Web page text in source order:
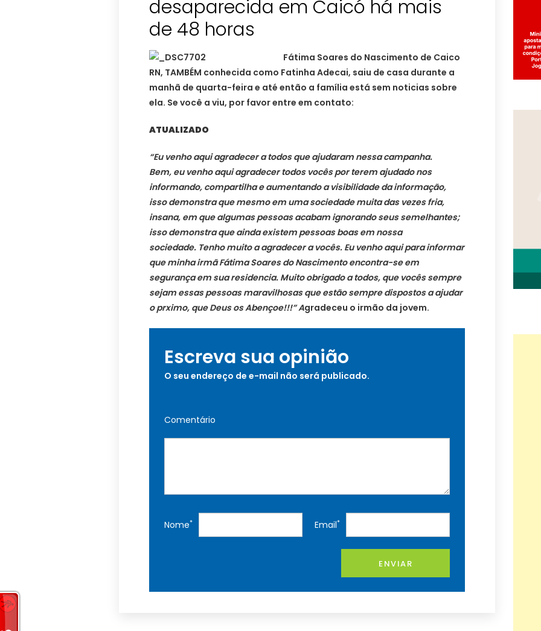
desaparecida em Caicó há mais
de 48 horas
Fátima Soares do Nascimento de Caico
RN, TAMBÉM conhecida como Fatinha Adecai, saiu de casa durante a
manhã de quarta-feira e até então a família está sem noticias sobre
ela. Se você a viu, por favor entre em contato:
ATUALIZADO
“Eu venho aqui agradecer a todos que ajudaram nessa campanha.
Bem, eu venho aqui agradecer todos vocês por terem ajudado nos
informando, compartilha e aumentando a visibilidade da informação,
isso demonstra que mesmo em uma sociedade muita das vezes fria,
insana, em que algumas pessoas acabam ignorando seus semelhantes;
isso demonstra que ainda existem pessoas boas em nossa
sociedade. Tenho muito a agradecer a vocês. Eu venho aqui para informar
que minha irmã Fátima Soares doNascimento encontra-se em
segurança em sua residencia. Muito obrigado a todos, que vocês sempre
sejam essas pessoas maravilhosas que estão sempre dispostos a ajudar
o prximo, que Deus os Abençoe!!!” Agradeceu o irmão da jovem.
Escreva sua opinião
O seu endereço de e-mail não será publicado.
Comentário
Nome* Email*
ENVIAR